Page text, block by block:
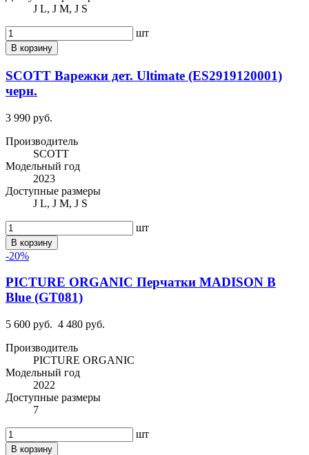
J L, J M, J S
шт
В корзину
SCOTT Варежки дет. Ultimate (ES2919120001)
черн.
3 990 руб.
Производитель
SCOTT
Модельный год
2023
Доступные размеры
J L, J M, J S
шт
В корзину
-20%
PICTURE ORGANIC Перчатки MADISON B
Blue (GT081)
5 600 руб. 4 480 руб.
Производитель
PICTURE ORGANIC
Модельный год
2022
Доступные размеры
7
шт
В корзину